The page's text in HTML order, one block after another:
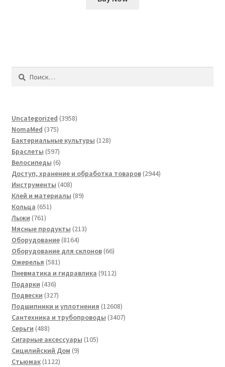
Найти:
Uncategorized 39583958
NomaMed 375375
товаров
Бактериальные культуры 128128
Браслеты 597597
товаров
Велосипеды 66
товаров
Доступ, хранение и обработка товаров 29442944
Инструменты 408408
товаров
Клей и материалы 8989
Кольца 651651
Лыжи 761761
товар
Мясные продукты 213213
Оборудование 81648164
товара
Оборудование для склонов 6666
Ожерелья 581581
товар
Пневматика и гидравлика 91129112
Подарки 436436
товаров
Подвески 327327
товаров
Подшипники и уплотнения 1260812608
товаров
Сантехника и трубопроводы 34073407
Серьги 488488
товаров
Сигарные аксессуары 105105
Сицилийский Дом 99
Стьюмак 11221122